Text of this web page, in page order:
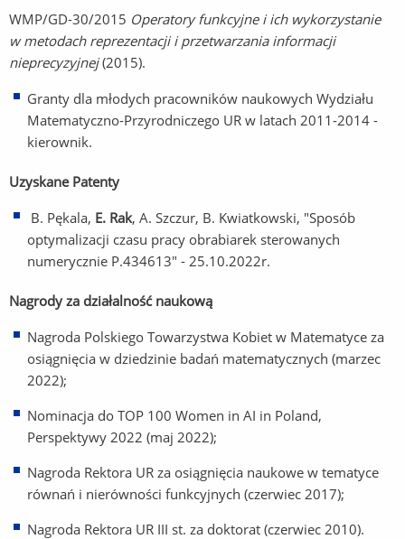
WMP/GD-30/2015 Operatory funkcyjne i ich wykorzystanie
w metodach reprezentacji i przetwarzania informacji
nieprecyzyjnej(2015).
Granty dla młodych pracowników naukowych Wydziału
Matematyczno-Przyrodniczego UR w latach 2011-2014 -
kierownik.
Uzyskane Patenty
B. Pękala, E. Rak, A. Szczur, B. Kwiatkowski, "Sposób
optymalizacji czasu pracy obrabiarek sterowanych
numerycznie P.434613" - 25.10.2022r.
Nagrody za działalność naukową
Nagroda Polskiego Towarzystwa Kobiet w Matematyce za
osiągnięcia w dziedzinie badań matematycznych (marzec
2022);
Nominacja do TOP 100 Women in AI in Poland,
Perspektywy 2022 (maj 2022);
Nagroda Rektora UR za osiągnięcia naukowe w tematyce
równań i nierówności funkcyjnych (czerwiec 2017);
Nagroda Rektora UR III st. za doktorat (czerwiec 2010).